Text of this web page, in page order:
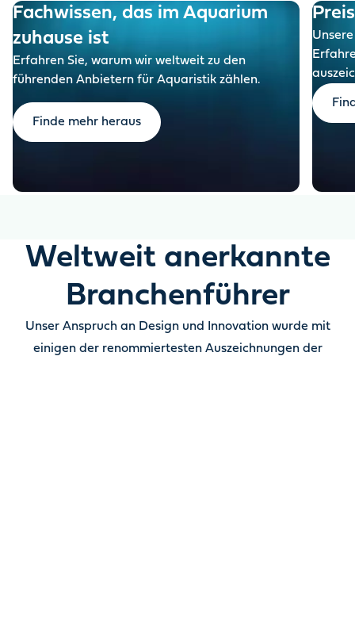
Fachwissen, das im Aquarium
zuhause ist
Erfahren Sie, warum wir weltweit zu den
führenden Anbietern für Aquaristik zählen.
Finde mehr heraus
Weltweit anerkannte
Branchenführer
Unser Anspruch an Design und Innovation wurde mit
einigen der renommiertesten Auszeichnungen der